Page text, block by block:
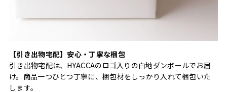
【引き出物宅配】安心・丁寧な梱包
引き出物宅配は、HYACCAのロゴ入りの白地ダンボールでお届
け。商品一つひとつ丁寧に、梱包材をしっかり入れて梱包いた
します。